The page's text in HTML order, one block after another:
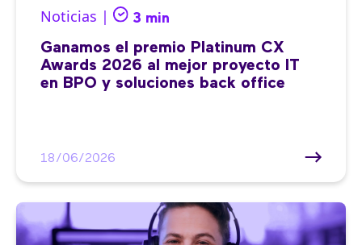
Noticias | 3 min
Ganamos el premio Platinum CX
Awards 2026 al mejor proyecto IT
en BPO y soluciones back office
18/06/2026